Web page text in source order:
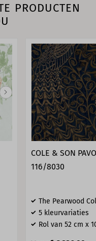
PRODUCTEN
COLE & SON
116/8030
The Pearwood
5 kleurvariaties
Rol van 52 cm x